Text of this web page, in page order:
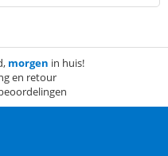
morgen in huis!
en retour